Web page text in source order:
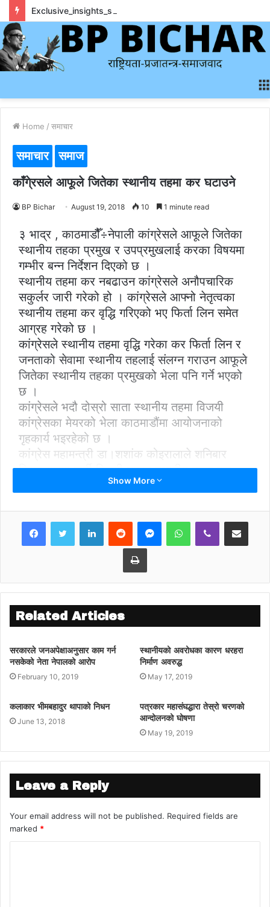
Home / समाचार
समाचार समाज
काँगे्रसले आफूले जितेका स्थानीय तहमा कर घटाउने
BP Bichar August 19, 2018 10 1 minute read
३ भाद्र , काठमाडौैँ÷नेपाली कांग्रेसले आफूले जितेका
स्थानीय तहका प्रमुख र उपप्रमुखलाई करका विषयमा
गम्भीर बन्न निर्देशन दिएको छ ।
स्थानीय तहमा कर नबढाउन कांग्रेसले अनौपचारिक
सकुर्लर जारी गरेको हो । कांग्रेसले आफ्नो नेतृत्वका
स्थानीय तहमा कर वृद्धि गरिएको भए फिर्ता लिन समेत
आग्रह गरेको छ ।
कांग्रेसले स्थानीय तहमा वृद्धि गरेका कर फिर्ता लिन र
जनताको सेवामा स्थानीय तहलाई संलग्न गराउन आफूले
जितेका स्थानीय तहका प्रमुखको भेला पनि गर्ने भएको
छ ।
कांग्रेसले भदौ दोस्रो साता स्थानीय तहमा विजयी
कांग्रेसका मेयरको भेला काठमाडौंमा आयोजनाको
गृहकार्य भइरहेको छ ।
कांग्रेस महामन्त्री डा।शशांक कोइरालाले शनिबार
विराटनगरमा पार्टी विजयी भएका स्थानीय तहमा कर
नबढ्ने बताएका थिए ।
आफ्नो पार्टीबाट विजयी मेयरसँग छलफल गर्ने तयारी
गरेको छ ।
काठमाडौं जिल्लाको चन्द्रागिरि नगरपालिकासहित
कांग्रेसले जितेका अन्य स्थानीय तहमा समेत कर वृद्धि
नगरी कांग्रेसले अन्य स्थानीय तहमा गरिएको कर
वृद्धिको विरोध गर्ने भएको छ । धनगढी
उपमहानगरपालिकाका मेयर निर्पबहादुर ओडले पनि
कांग्रेस विजयी स्थानीय तहमा कर नबढ्ने जानकारी
दिएका छन् ।
Show More
LinkedInReddit MessengerWhatsAppViber Share via Email
Print
Related Articles
सरकारले जनअपेक्षाअनुसार काम गर्न
नसकेको नेता नेपालको आरोप
February 10, 2019
स्थानीयको अवरोधका कारण धरहरा
निर्माण अवरुद्ध
May 17, 2019
कलाकार भीमबहादुर थापाको निधन
June 13, 2018
पत्रकार महासंघद्धारा तेस्रो चरणको
आन्दोलनको घोषणा
May 19, 2019
Leave a Reply
Your email address will not be published. Required fields are
marked *